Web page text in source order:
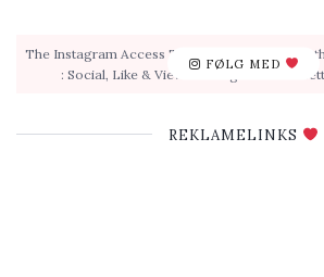
FØLG MED
The Instagram Access Token is expired, Go to
: Social, Like & View > Instagram Feed
REKLAMELINKS